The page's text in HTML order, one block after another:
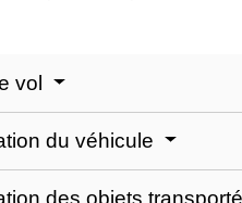
vol
du véhicule
des objets